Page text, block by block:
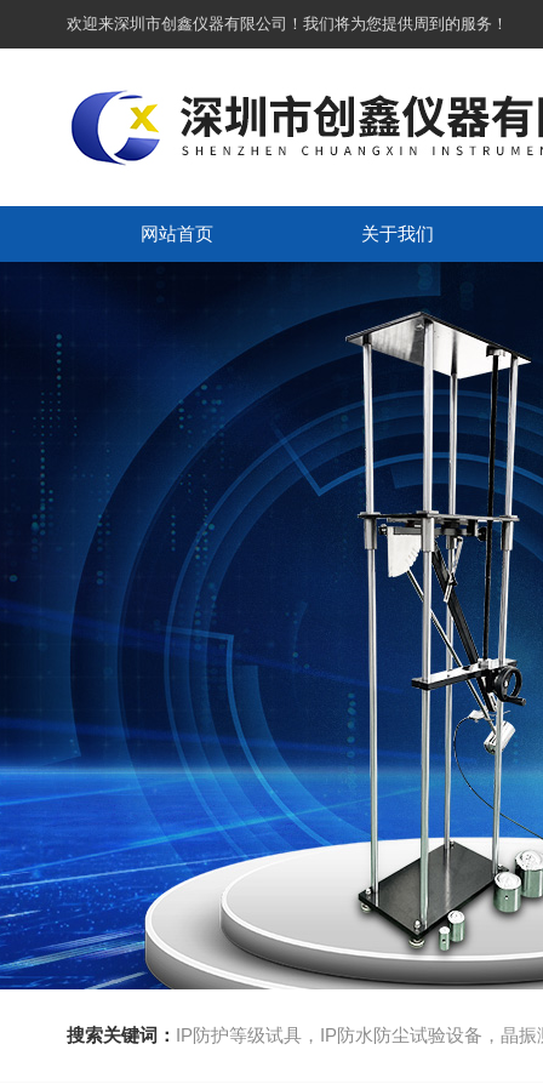
欢迎来深圳市创鑫仪器有限公司！我们将为您提供周到的服务！
网站首页 关于我们
搜索关键词： IP防护等级试具，IP防水防尘试验设备，晶振